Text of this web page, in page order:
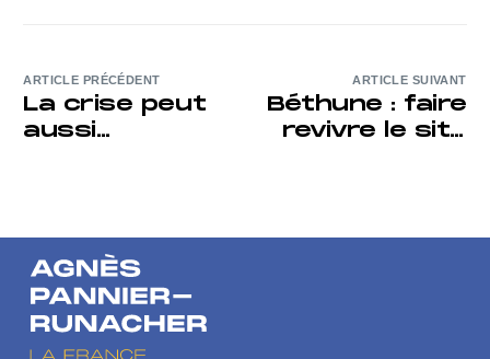
ARTICLE PRÉCÉDENT
La crise peut
aussi
positif
ARTICLE SUIVANT
Béthune : faire
revivre le site